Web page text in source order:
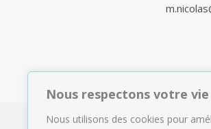
Nous respectons votre
Nous utilisons des cookies pour